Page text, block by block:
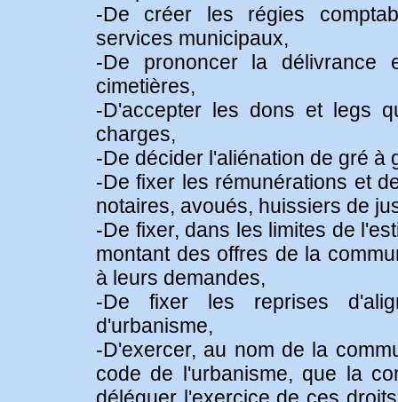
-De créer les régies
services municipaux,
-De prononcer la délivrance
cimetières,
-D'accepter les dons et legs
charges,
-De décider l'aliénation de gré à
-De fixer les rémunérations et
notaires, avoués, huissiers de
-De fixer, dans les limites de
montant des offres de la
à leurs demandes,
-De fixer les reprises
d'urbanisme,
-D'exercer, au nom de la
code de l'urbanisme, que la